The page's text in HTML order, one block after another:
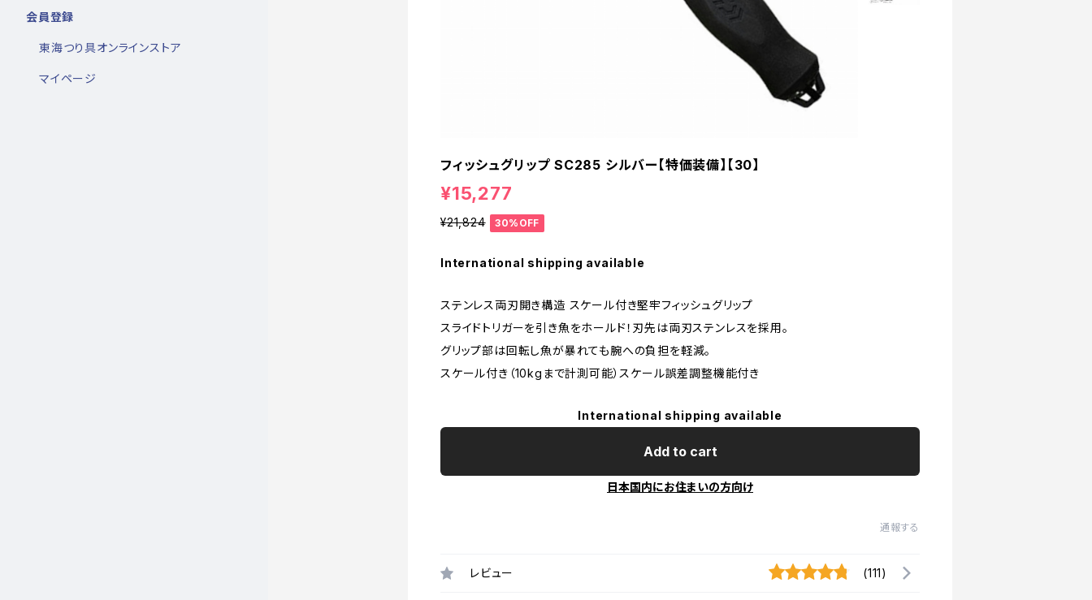
フィッシュグリップ SC285 シルバー【特価装備】【30】
¥15,277
¥21,824 30%OFF
International shipping available
ステンレス両刃開き構造 スケール付き堅牢フィッシュグリップ
スライドトリガーを引き魚をホールド！刃先は両刃ステンレスを採用。
グリップ部は回転し魚が暴れても腕への負担を軽減。
スケール付き（10kgまで計測可能）スケール誤差調整機能付き
International shipping available
Add to cart
日本国内にお住まいの方向け
通報する
レビュー (111)
会員登録
東海つり具オンラインストア
マイページ